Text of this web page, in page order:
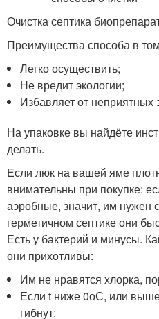
Очистка септика
Преимущества способа в
Легко осуществить;
Не вредит экологии;
Избавляет от неприятных
На упаковке вы найдёте
делать.
Если люк на вашей яме
внимательны при покупке:
аэробные, значит, им нужен
герметичном септике они
Есть у бактерий и минусы.
они прихотливы:
Им не нравятся хлорка,
Если t ниже 0оС, или
гибнут;